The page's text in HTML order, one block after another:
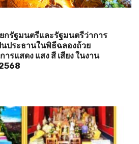
กรัฐมนตรีและรัฐมนตรีว่าการ
ประธานในพิธีฉลองถ้วย
รแสดง แสง สี เสียง ในงาน